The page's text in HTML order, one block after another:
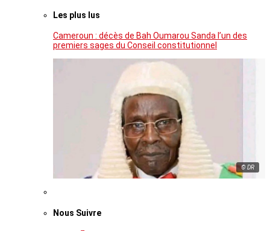
Les plus lus
Cameroun : décès de Bah Oumarou Sanda l’un des
premiers sages du Conseil constitutionnel
© DR
Nous Suivre